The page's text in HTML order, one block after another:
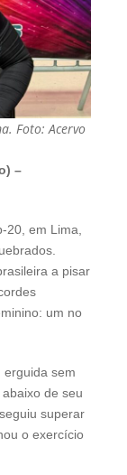
Foto: Acervo
–
20, em Lima,
a pisar
um no
erguida sem
de seu
superar
o exercício